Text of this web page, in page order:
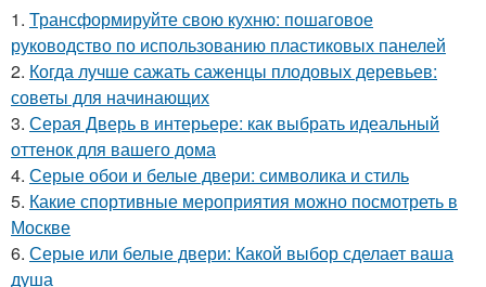
1. Трансформируйте свою кухню: пошаговое
руководство по использованию пластиковых панелей
2. Когда лучше сажать саженцы плодовых деревьев:
советы для начинающих
3. Серая Дверь в интерьере: как выбрать идеальный
оттенок для вашего дома
4. Серые обои и белые двери: символика и стиль
5. Какие спортивные мероприятия можно посмотреть в
Москве
6. Серые или белые двери: Какой выбор сделает ваша
душа